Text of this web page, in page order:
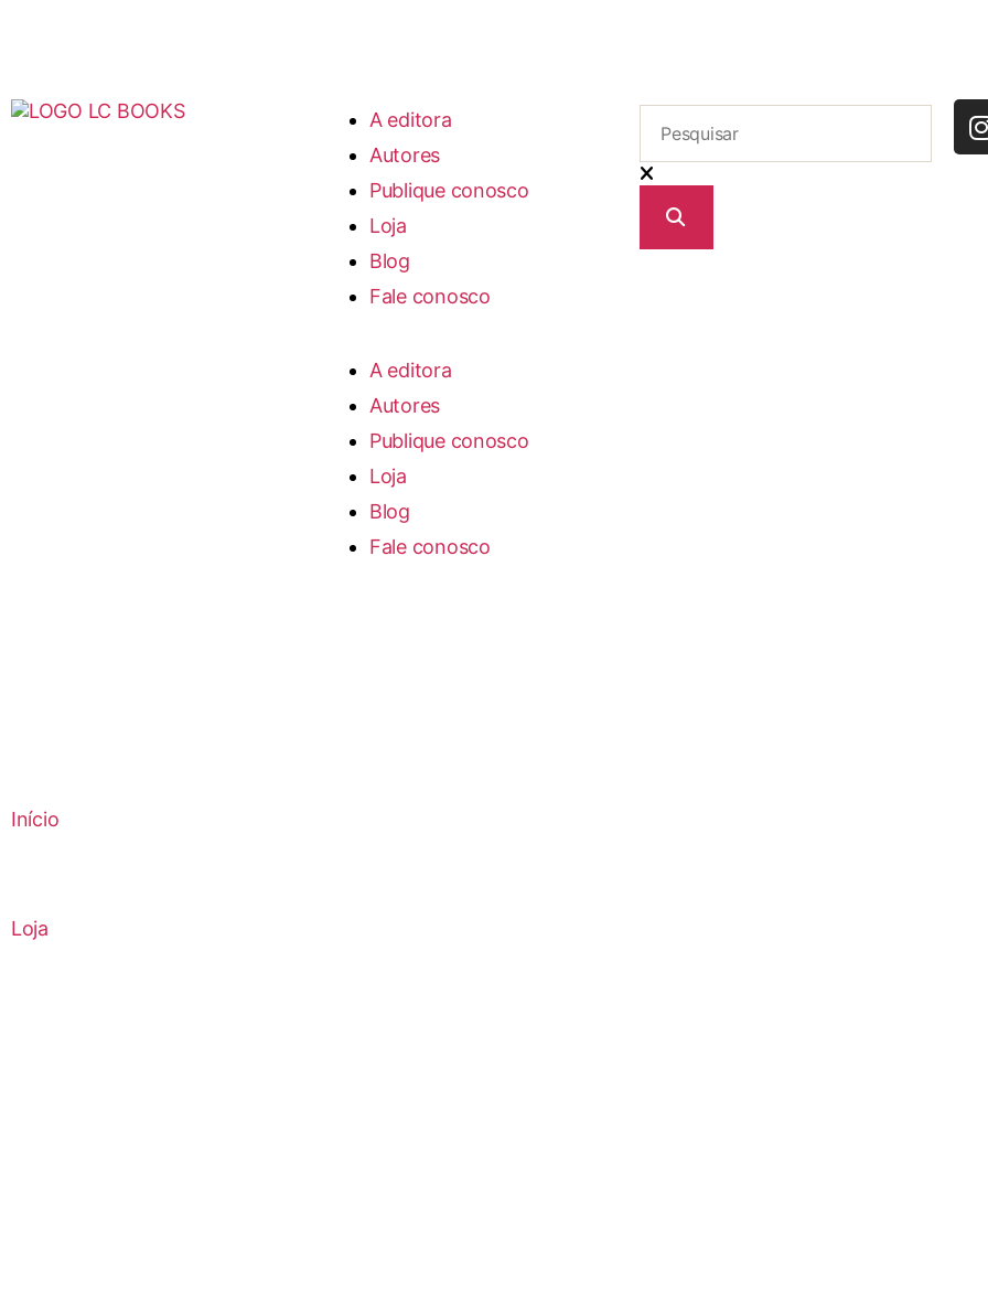
A editora
Autores
Publique conosco
Loja
Blog
Fale conosco
A editora
Autores
Publique conosco
Loja
Blog
Fale conosco
Início
Loja